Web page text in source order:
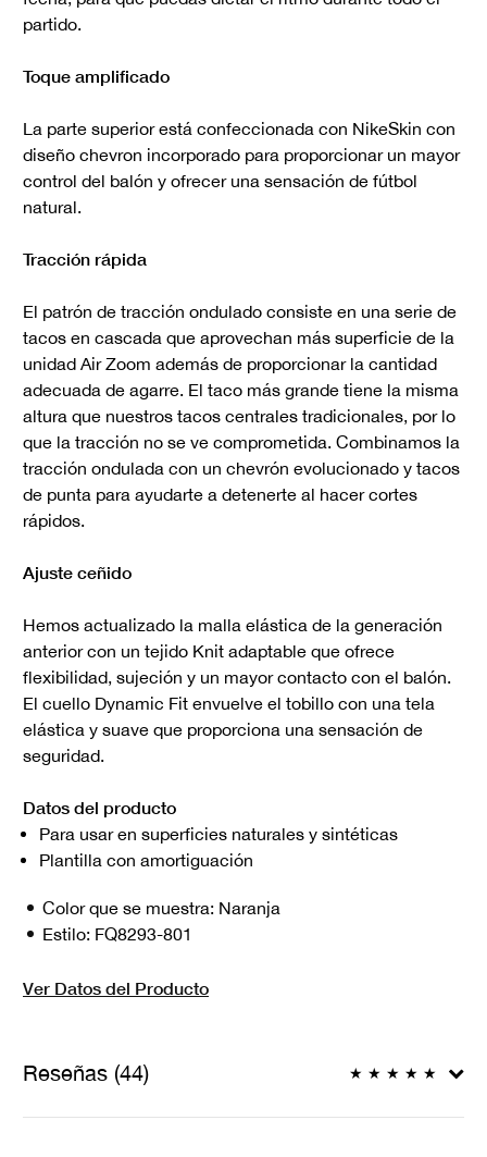
partido.
Toque amplificado
La parte superior está confeccionada con NikeSkin con
diseño chevron incorporado para proporcionar un mayor
control del balón y ofrecer una sensación de fútbol
natural.
Tracción rápida
El patrón de tracción ondulado consiste en una serie de
tacos en cascada que aprovechan más superficie de la
unidad Air Zoom además de proporcionar la cantidad
adecuada de agarre. El taco más grande tiene la misma
altura que nuestros tacos centrales tradicionales, por lo
que la tracción no se ve comprometida. Combinamos la
tracción ondulada con un chevrón evolucionado y tacos
de punta para ayudarte a detenerte al hacer cortes
rápidos.
Ajuste ceñido
Hemos actualizado la malla elástica de la generación
anterior con un tejido Knit adaptable que ofrece
flexibilidad, sujeción y un mayor contacto con el balón.
El cuello Dynamic Fit envuelve el tobillo con una tela
elástica y suave que proporciona una sensación de
seguridad.
Datos del producto
Para usar en superficies naturales y sintéticas
Plantilla con amortiguación
Color que se muestra: Naranja
Estilo: FQ8293-801
Ver Datos del Producto
Reseñas (44) ★ ★ ★ ★ ★